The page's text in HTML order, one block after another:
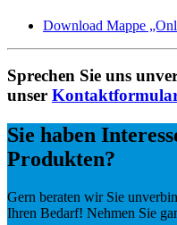
Download Mappe
Sprechen Sie uns
unser Kontaktformular
Sie haben
Produkten?
Gern beraten wir Sie
Ihren Bedarf! Nehmen Sie